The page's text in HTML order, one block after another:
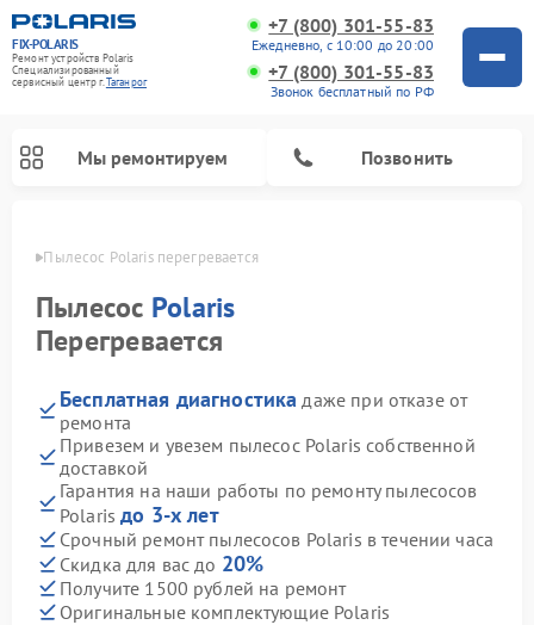
FIX-POLARIS
Ремонт устройств Polaris
Специализированный
cервисный центр г.Таганрог
+7 (800) 301-55-83
Ежедневно, с 10:00 до 20:00
+7 (800) 301-55-83
Звонок бесплатный по РФ
Мы ремонтируем Позвонить
Пылесос Polaris перегревается
Пылесос Polaris
Перегревается
Бесплатная диагностика даже при отказе от
ремонта
Привезем и увезем пылесос Polaris собственной
доставкой
Гарантия на наши работы по ремонту пылесосов
Polarisдо 3-х лет
Срочный ремонт пылесосов Polaris в течении часа
Скидка для вас до 20%
Получите 1500 рублей на ремонт
Оригинальные комплектующие Polaris